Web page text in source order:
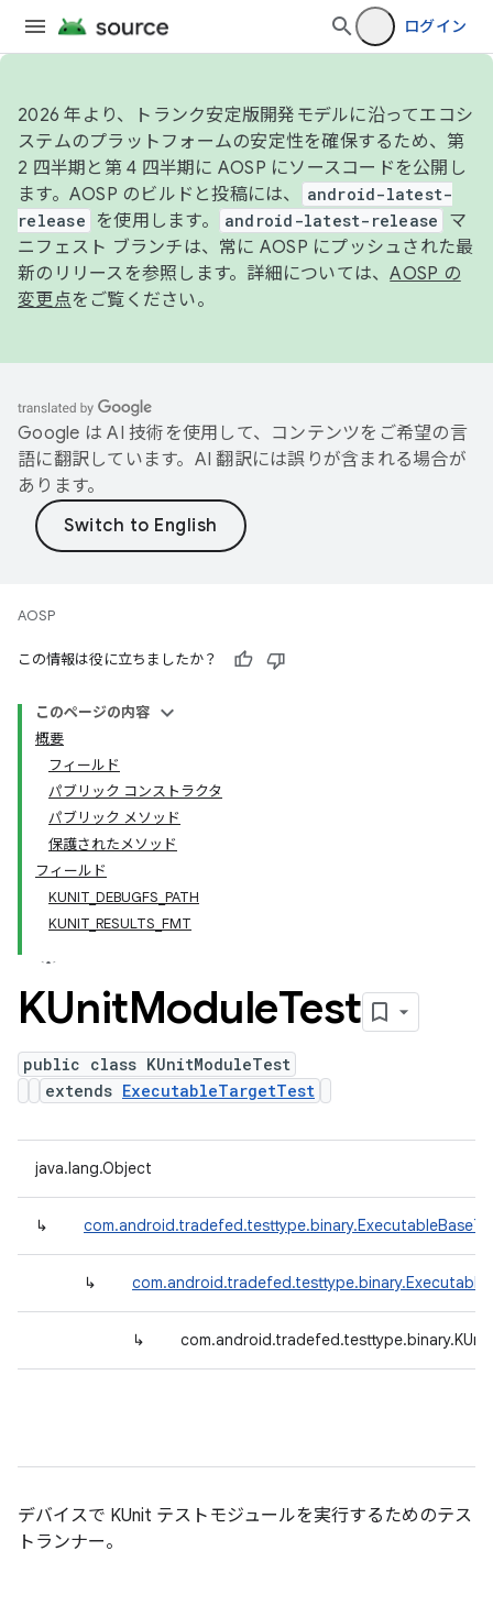
ログイン
2026 年より、トランク安定版開発モデルに沿ってエコシ
ステムのプラットフォームの安定性を確保するため、第
2 四半期と第 4 四半期に AOSP にソースコードを公開し
ます。AOSP のビルドと投稿には、
android-latest-
release
を使用します。 android-latest-release
マ
ニフェスト ブランチは、常に AOSP にプッシュされた最
新のリリースを参照します。詳細については、AOSP の
変更点をご覧ください。
Google は AI 技術を使用して、コンテンツをご希望の言
語に翻訳しています。AI 翻訳には誤りが含まれる場合が
あります。
AOSP
この情報は役に立ちましたか？
このページの内容
概要
フィールド
パブリック コンストラクタ
パブリック メソッド
保護されたメソッド
フィールド
KUNIT_DEBUGFS_PATH
KUNIT_RESULTS_FMT
KUnitModuleTest
public class KUnitModuleTest
extends ExecutableTargetTest
java.lang.Object
↳
↳
↳
デバイスで KUnit テストモジュールを実行するためのテス
トランナー。